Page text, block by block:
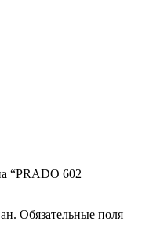
“PRADO 602
Обязательные поля